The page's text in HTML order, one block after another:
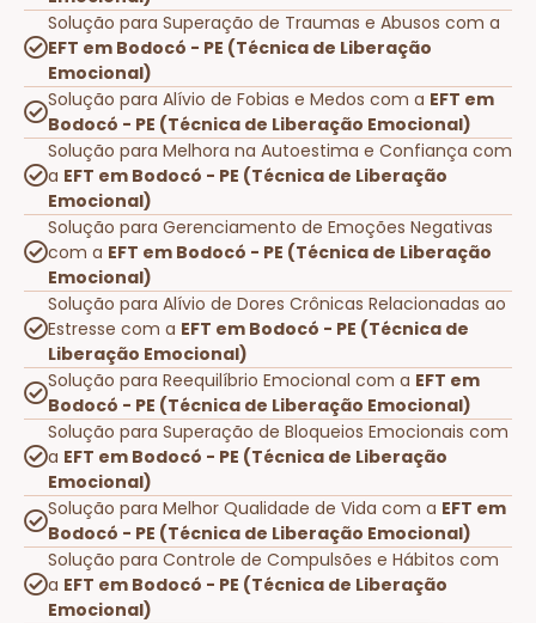
Solução para Superação de Traumas e Abusos com a
EFT em Bodocó - PE (Técnica de Liberação
Emocional)
Solução para Alívio de Fobias e Medos com a EFT em
Bodocó - PE (Técnica de Liberação Emocional)
Solução para Melhora na Autoestima e Confiança com
a EFT em Bodocó - PE (Técnica de Liberação
Emocional)
Solução para Gerenciamento de Emoções Negativas
com a EFT em Bodocó - PE (Técnica de Liberação
Emocional)
Solução para Alívio de Dores Crônicas Relacionadas ao
Estresse com a EFT em Bodocó - PE (Técnica de
Liberação Emocional)
Solução para Reequilíbrio Emocional com a EFT em
Bodocó - PE (Técnica de Liberação Emocional)
Solução para Superação de Bloqueios Emocionais com
a EFT em Bodocó - PE (Técnica de Liberação
Emocional)
Solução para Melhor Qualidade de Vida com a EFT em
Bodocó - PE (Técnica de Liberação Emocional)
Solução para Controle de Compulsões e Hábitos com
a EFT em Bodocó - PE (Técnica de Liberação
Emocional)